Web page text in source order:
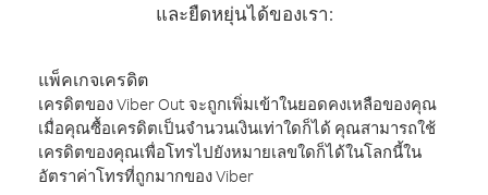
และยืดหยุ่นได้ของเรา:
แพ็คเกจเครดิต
เครดิตของ Viber Out จะถูกเพิ่มเข้าในยอดคงเหลือของคุณ
เมื่อคุณซื้อเครดิตเป็นจำนวนเงินเท่าใดก็ได้ คุณสามารถใช้
เครดิตของคุณเพื่อโทรไปยังหมายเลขใดก็ได้ในโลกนี้ใน
อัตราค่าโทรที่ถูกมากของ Viber